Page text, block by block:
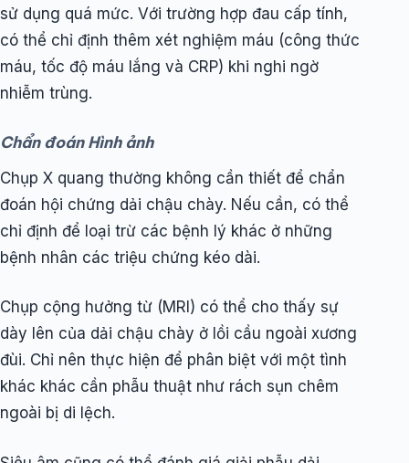
sử dụng quá mức. Với trường hợp đau cấp tính,
có thể chỉ định thêm xét nghiệm máu (công thức
máu, tốc độ máu lắng và CRP) khi nghi ngờ
nhiễm trùng.
Chẩn đoán Hình ảnh
Chụp X quang thường không cần thiết để chẩn
đoán hội chứng dải chậu chày. Nếu cần, có thể
chỉ định để loại trừ các bệnh lý khác ở những
bệnh nhân các triệu chứng kéo dài.
Chụp cộng hưởng từ (MRI) có thể cho thấy sự
dày lên của dải chậu chày ở lồi cầu ngoài xương
đùi. Chỉ nên thực hiện để phân biệt với một tình
khác khác cần phẫu thuật như rách sụn chêm
ngoài bị di lệch.